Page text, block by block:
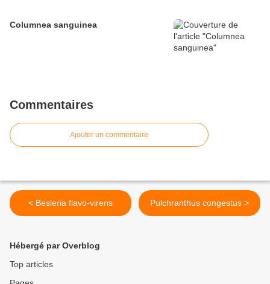
Columnea sanguinea
Commentaires
Ajouter un commentaire
< Besleria flavo-virens Pulchranthus congestus >
Hébergé par Overblog
Top articles